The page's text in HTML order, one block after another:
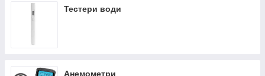
Тестери води
Анемометри